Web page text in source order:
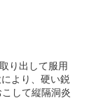
り出して服用
より、硬い鋭
して縦隔洞炎